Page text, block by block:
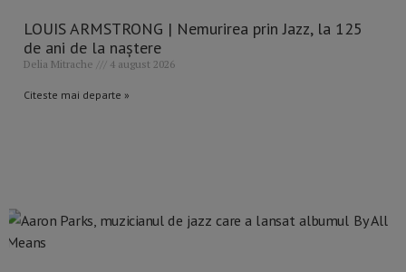
LOUIS ARMSTRONG | Nemurirea prin Jazz, la 125
de ani de la naștere
Delia Mitrache 4 august 2026
Citeste mai departe »